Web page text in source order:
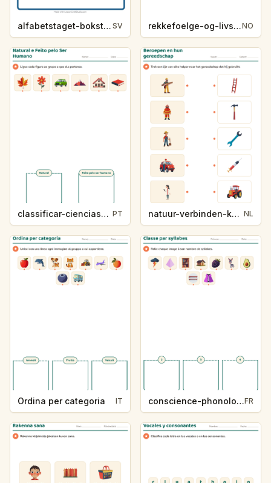
alfabetstaget-bokstavsledtrad-yrken-4317 SV rekkefoelge-og-livssykluser-g1203NO
classificar-ciencias-k214-5 PT natuur-verbinden-k213-5 NL
Ordina per categoria IT conscience-phonologique-k234-5FR